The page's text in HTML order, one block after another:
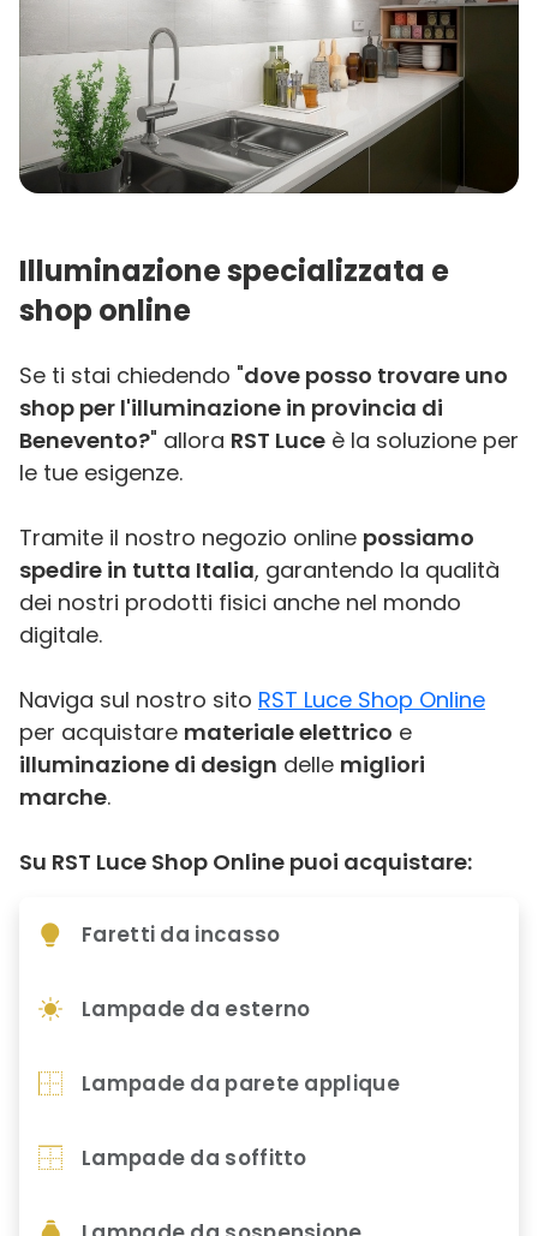
Illuminazione specializzata e
shop online
Se ti stai chiedendo "dove posso trovare uno
shop per l'illuminazione in provincia di
Benevento?" allora RST Luce è la soluzione per
le tue esigenze.
Tramite il nostro negozio online possiamo
spedire in tutta Italia, garantendo la qualità
dei nostri prodotti fisici anche nel mondo
digitale.
Naviga sul nostro sito RST Luce Shop Online
per acquistare materiale elettrico e
illuminazione di design delle migliori
marche.
Su RST Luce Shop Online puoi acquistare:
Faretti da incasso
Lampade da esterno
Lampade da parete applique
Lampade da soffitto